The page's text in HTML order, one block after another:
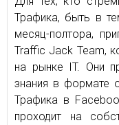
Трафика, быть в
месяц-полтора,
Traffic Jack Team,
на рынке IT. Они
знания в формате
Трафика в
проходит на